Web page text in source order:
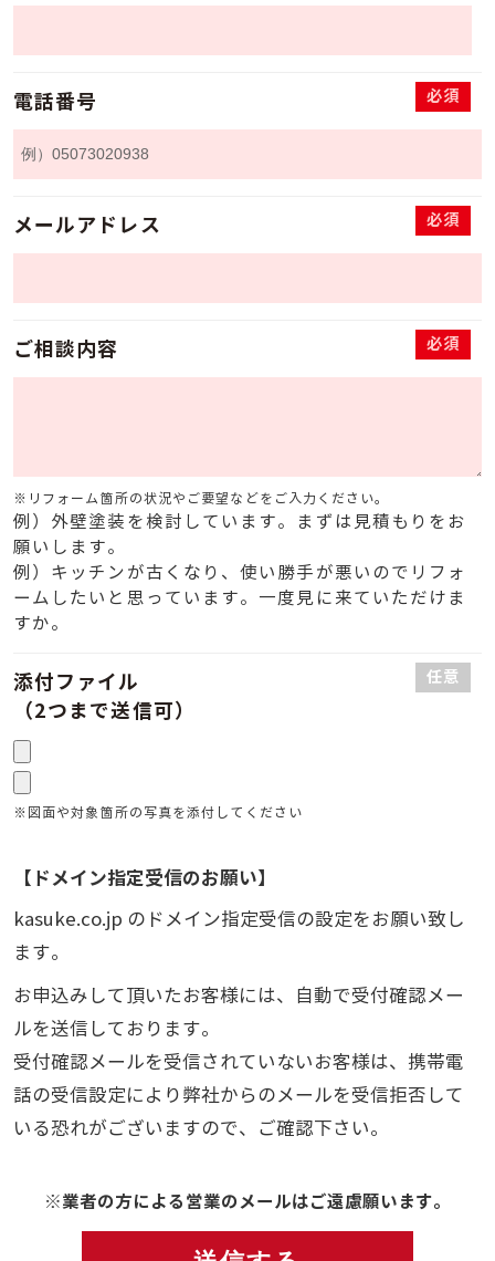
電話番号 必須
メールアドレス 必須
ご相談内容 必須
※リフォーム箇所の状況やご要望などをご入力ください。
例）外壁塗装を検討しています。まずは見積もりをお
願いします。
例）キッチンが古くなり、使い勝手が悪いのでリフォ
ームしたいと思っています。一度見に来ていただけま
すか。
添付ファイル
（2つまで送信可）
任意
※図面や対象箇所の写真を添付してください
【ドメイン指定受信のお願い】
kasuke.co.jp のドメイン指定受信の設定をお願い致し
ます。
お申込みして頂いたお客様には、自動で受付確認メー
ルを送信しております。
受付確認メールを受信されていないお客様は、携帯電
話の受信設定により弊社からのメールを受信拒否して
いる恐れがございますので、ご確認下さい。
※業者の方による営業のメールはご遠慮願います。